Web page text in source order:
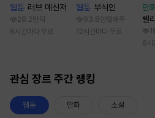
웹툰 러브 메신저
28.2만 딱
8시간마다 무료
웹툰 부식인
93.8만 임애주
12시간마다 무료
만
렐
6시
관심 장르 주간 랭킹
웹툰 만화 소설